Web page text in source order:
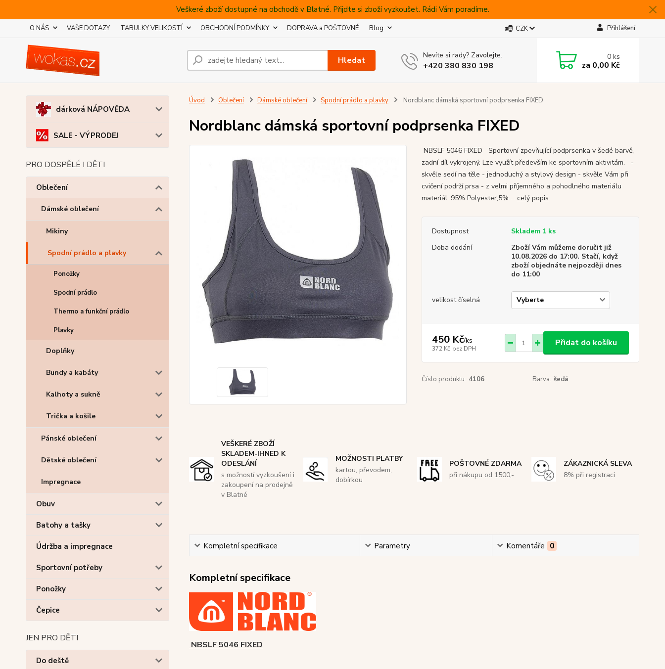
Veškeré zboží dostupné na obchodě v Blatné. Přijdte si zboží vyzkoušet. Rádi Vám poradíme.
O NÁS VAŠE DOTAZY TABULKY VELIKOSTÍ OBCHODNÍ PODMÍNKY DOPRAVA a POŠTOVNÉ Blog CZK Přihlášení
Hledat Nevíte si rady? Zavolejte.
+420 380 830 198
0ks
za 0,00 Kč
dárková NÁPOVĚDA
SALE - VÝPRODEJ
PRO DOSPĚLÉ I DĚTI
Oblečení
Dámské oblečení
Mikiny
Spodní prádlo a plavky
Ponožky
Spodní prádlo
Thermo a funkční prádlo
Plavky
Doplňky
Bundy a kabáty
Kalhoty a sukně
Trička a košile
Pánské oblečení
Dětské oblečení
Impregnace
Obuv
Batohy a tašky
Údržba a impregnace
Sportovní potřeby
Ponožky
Čepice
JEN PRO DĚTI
Do deště
Úvod Oblečení Dámské oblečení Spodní prádlo a plavky Nordblanc dámská sportovní podprsenka FIXED
Nordblanc dámská sportovní podprsenka FIXED
NBSLF 5046 FIXED Sportovní zpevňující podprsenka v šedé barvě,
zadní díl vykrojený. Lze využít především ke sportovním aktivitám. -
skvěle sedí na těle - jednoduchý a stylový design - skvěle Vám při
cvičení podrží prsa - z velmi příjemného a pohodlného materiálu
materiál: 95% Polyester,5% ... celý popis
Dostupnost
Skladem 1 ks
Doba dodání
Zboží Vám můžeme doručit již
10.08.2026 do 17:00. Stačí, když
zboží objednáte nejpozději dnes
do 11:00
velikost číselná
450 Kč/ks
372 Kč bez DPH
Přidat do košíku
Číslo produktu: 4106 Barva: šedá
VEŠKERÉ ZBOŽÍ
SKLADEM-IHNED K
ODESLÁNÍ
s možností vyzkoušení i
zakoupení na prodejně
v Blatné
MOŽNOSTI PLATBY
kartou, převodem,
dobírkou
POŠTOVNÉ ZDARMA
při nákupu od 1500,-
ZÁKAZNICKÁ SLEVA
8% při registraci
Kompletní specifikace Parametry Komentáře 0
Kompletní specifikace
NBSLF 5046 FIXED